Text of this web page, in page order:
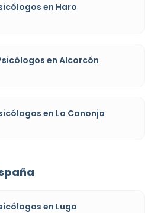
en Haro
en Alcorcón
en La Canonja
en Lugo